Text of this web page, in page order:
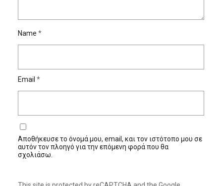
Name *
Email *
Αποθήκευσε το όνομά μου, email, και τον ιστότοπο μου σε
αυτόν τον πλοηγό για την επόμενη φορά που θα
σχολιάσω.